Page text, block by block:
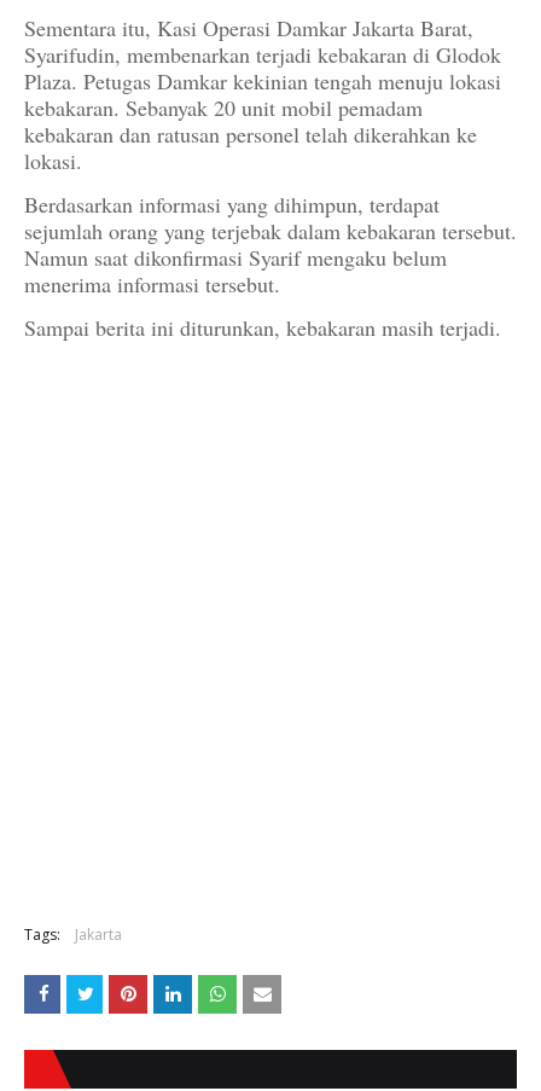
Sementara itu, Kasi Operasi Damkar Jakarta Barat,
Syarifudin, membenarkan terjadi kebakaran di Glodok
Plaza. Petugas Damkar kekinian tengah menuju lokasi
kebakaran. Sebanyak 20 unit mobil pemadam
kebakaran dan ratusan personel telah dikerahkan ke
lokasi.
Berdasarkan informasi yang dihimpun, terdapat
sejumlah orang yang terjebak dalam kebakaran tersebut.
Namun saat dikonfirmasi Syarif mengaku belum
menerima informasi tersebut.
Sampai berita ini diturunkan, kebakaran masih terjadi.
Tags: Jakarta